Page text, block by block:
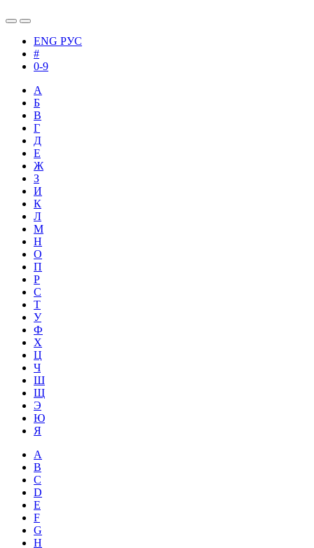
ENG РУС
#
0-9
А
Б
В
Г
Д
Е
Ж
З
И
К
Л
М
Н
О
П
Р
С
Т
У
Ф
Х
Ц
Ч
Ш
Щ
Э
Ю
Я
A
B
C
D
E
F
G
H